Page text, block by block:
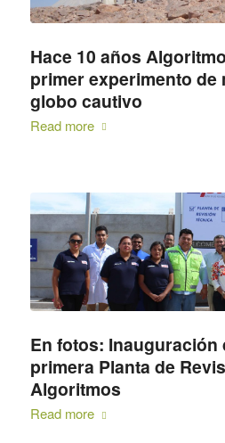
Hace 10 años
primer experimento de
globo cautivo
Read more
En fotos: Inauguración
primera Planta de
Algoritmos
Read more